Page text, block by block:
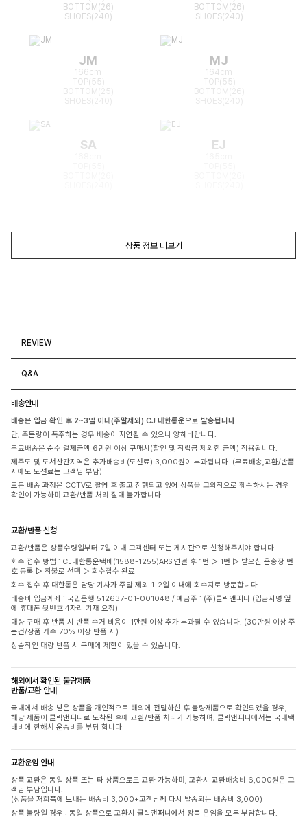
BOTTOM(26)
SHOES(240)
BOTTOM(26)
SHOES(240)
JM
166cm
TOP(55)
BOTTOM(25)
MJ
164cm
TOP(55)
BOTTOM(26)
SA EJ
상품 정보 더보기
REVIEW
Q&A
배송안내
배송은 입금 확인 후 2~3일 이내(주말제외) CJ 대한통운으로 발송됩니다.
단, 주문량이 폭주하는 경우 배송이 지연될 수 있으니 양해바랍니다.
무료배송은 순수 결제금액 6만원 이상 구매시(할인 및 적립금 제외한 금액) 적용됩니다.
제주도 및 도서산간지역은 추가배송비(도선료) 3,000원이 부과됩니다. (무료배송,교환/반품
시에도 도선료는 고객님 부담)
모든 배송 과정은 CCTV로 촬영 후 출고 진행되고 있어 상품을 고의적으로 훼손하시는 경우
확인이 가능하며 교환/반품 처리 절대 불가합니다.
교환/반품 신청
교환/반품은 상품수령일부터 7일 이내 고객센터 또는 게시판으로 신청해주셔야 합니다.
회수 접수 방법 : CJ대한통운택배(1588-1255)ARS 연결 후 1번 ▷ 1번 ▷ 받으신 운송장 번
호 등록 ▷ 착불로 선택 ▷ 회수접수 완료
회수 접수 후 대한통운 담당 기사가 주말 제외 1-2일 이내에 회수지로 방문합니다.
배송비 입금계좌 : 국민은행 512637-01-001048 / 예금주 : (주)클릭앤퍼니 (입금자명 옆
에 휴대폰 뒷번호 4자리 기재 요청)
대량 구매 후 반품 시 반품 수거 비용이 1만원 이상 추가 부과될 수 있습니다. (30만원 이상 주
문건/상품 개수 70% 이상 반품 시)
상습적인 대량 반품 시 구매에 제한이 있을 수 있습니다.
해외에서 확인된 불량제품
반품/교환 안내
국내에서 배송 받은 상품을 개인적으로 해외에 전달하신 후 불량제품으로 확인되었을 경우,
해당 제품이 클릭앤퍼니로 도착된 후에 교환/반품 처리가 가능하며, 클릭앤퍼니에서는 국내택
배비에 한해서 운송비를 부담 합니다
교환운임 안내
상품 교환은 동일 상품 또는 타 상품으로도 교환 가능하며, 교환시 교환배송비 6,000원은 고
객님 부담입니다.
(상품을 저희쪽에 보내는 배송비 3,000+고객님께 다시 발송되는 배송비 3,000)
상품 불량일 경우 : 동일 상품으로 교환시 클릭앤퍼니에서 왕복 운임을 모두 부담합니다.